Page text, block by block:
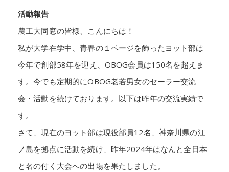
活動報告
農工大同窓の皆様、こんにちは！
私が大学在学中、青春の１ページを飾ったヨット部は
今年で創部58年を迎え、OBOG会員は150名を超えま
す。今でも定期的にOBOG老若男女のセーラー交流
会・活動を続けております。以下は昨年の交流実績で
す。
さて、現在のヨット部は現役部員12名、神奈川県の江
ノ島を拠点に活動を続け、昨年2024年はなんと全日本
と名の付く大会への出場を果たしました。